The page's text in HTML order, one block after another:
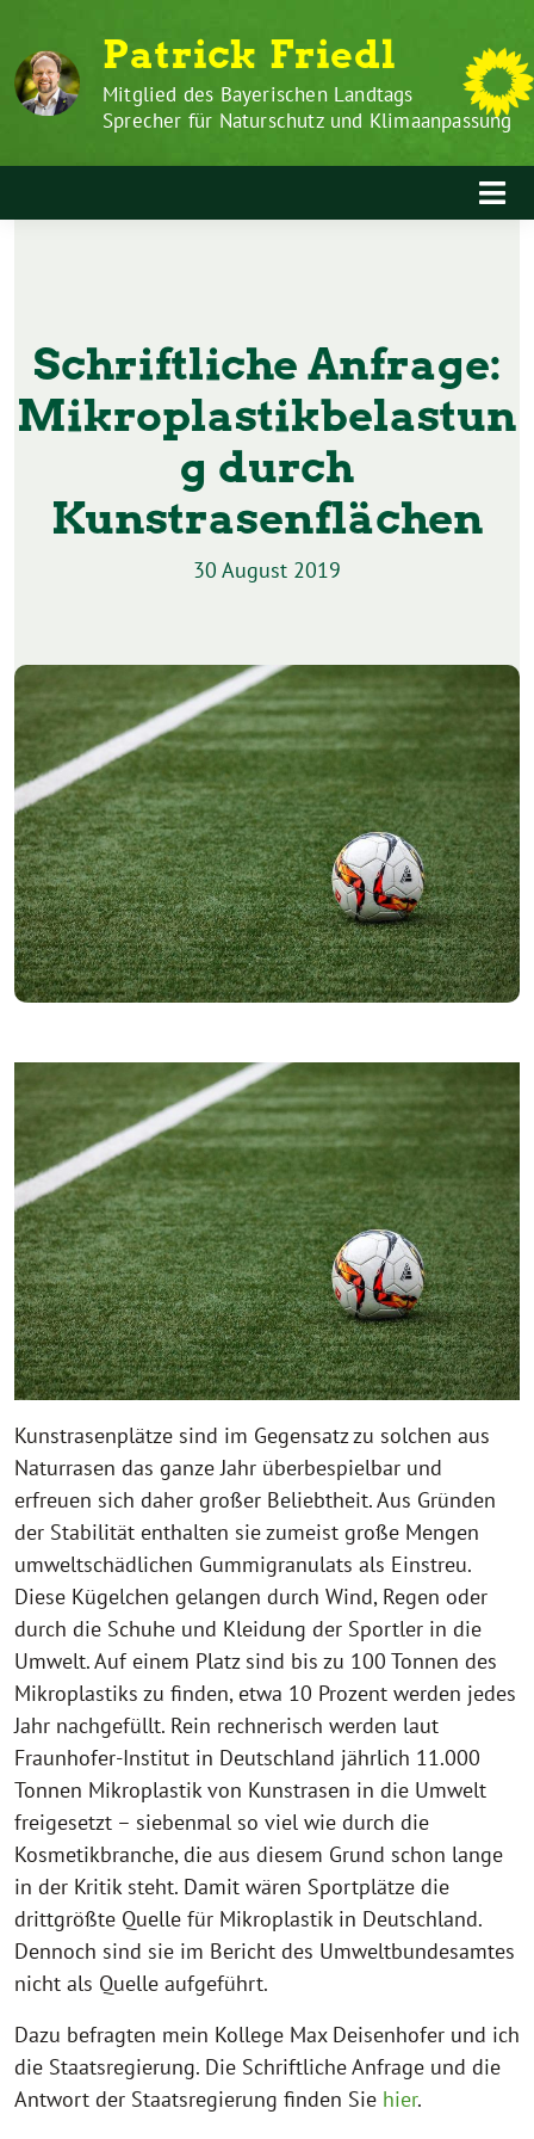
Inhalt
springen
zum
Inhalt
Patrick Friedl
Mitglied des Bayerischen Landtags
Sprecher für Naturschutz und Klimaanpassung
Schriftliche Anfrage:
Mikroplastikbelastun
g durch
Kunstrasenflächen
30 August 2019
Kunstrasenplätze sind im Gegensatz zu solchen aus
Naturrasen das ganze Jahr überbespielbar und
erfreuen sich daher großer Beliebtheit. Aus Gründen
der Stabilität enthalten sie zumeist große Mengen
umweltschädlichen Gummigranulats als Einstreu.
Diese Kügelchen gelangen durch Wind, Regen oder
durch die Schuhe und Kleidung der Sportler in die
Umwelt. Auf einem Platz sind bis zu 100 Tonnen des
Mikroplastiks zu finden, etwa 10 Prozent werden jedes
Jahr nachgefüllt. Rein rechnerisch werden laut
Fraunhofer-Institut in Deutschland jährlich 11.000
Tonnen Mikroplastik von Kunstrasen in die Umwelt
freigesetzt – siebenmal so viel wie durch die
Kosmetikbranche, die aus diesem Grund schon lange
in der Kritik steht. Damit wären Sportplätze die
drittgrößte Quelle für Mikroplastik in Deutschland.
Dennoch sind sie im Bericht des Umweltbundesamtes
nicht als Quelle aufgeführt.
Dazu befragten mein Kollege Max Deisenhofer und ich
die Staatsregierung. Die Schriftliche Anfrage und die
Antwort der Staatsregierung finden Sie hier.